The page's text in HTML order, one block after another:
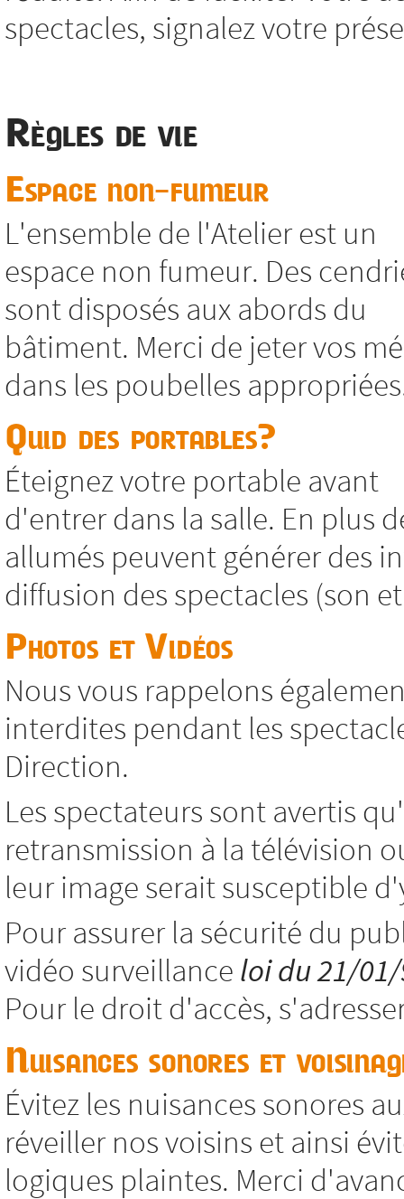
spectacles, signalez votre
Règles de vie
Espace non-fumeur
L'ensemble de l'Atelier est un
espace non fumeur. Des
sont disposés aux abords du
bâtiment. Merci de jeter vos
dans les poubelles
Quid des portables?
Éteignez votre portable avant
d'entrer dans la salle. En plus
allumés peuvent générer des
diffusion des spectacles (son
Photos et Vidéos
Nous vous rappelons
interdites pendant les
Direction.
Les spectateurs sont avertis
retransmission à la télévision
leur image serait susceptible
Pour assurer la sécurité du
vidéo surveillance loi du 21/
Pour le droit d'accès,
Nuisances sonores et
Évitez les nuisances sonores
réveiller nos voisins et ainsi
logiques plaintes. Merci